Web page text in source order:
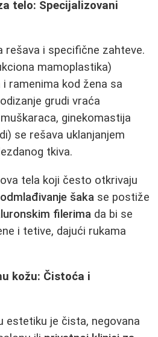
telo: Specijalizovani
rešava i specifične zahteve.
mamoplastika)
ramenima kod žena sa
grudi vraća
ginekomastija
se rešava uklanjanjem
tkiva.
tela koji često otkrivaju
šaka se postiže
filerima da bi se
i tetive, dajući rukama
kožu: Čistoća i
estetiku je čista, negovana